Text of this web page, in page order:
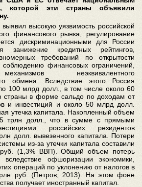
которой эти страны объявили
высокую уязвимость российской
финансового рынка, регулирование
дискриминационными для России
занижение кредитных рейтингов,
требований по открытости
соблюдению финансовых ограничений,
неэквивалентного
обмена. Вследствие этого Россия
100 млрд долл., в том числе около 60
страны в форме сальдо по доходам от
и инвестиций и около 50 млрд долл.
утечка капитала. Накопленный объем
трлн долл., что в сумме с прямыми
российских резидентов
долл. вывезенного капитала. Потери
из-за утечки капитала составили
(1,3% ВВП). Общий объем потерь
офшоризации экономики,
операций по уклонению от налогов в
руб. (Петров, 2013). На этом фоне
получает иностранный капитал.